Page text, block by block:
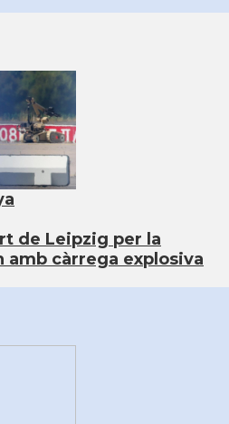
de Leipzig per la
càrrega explosiva